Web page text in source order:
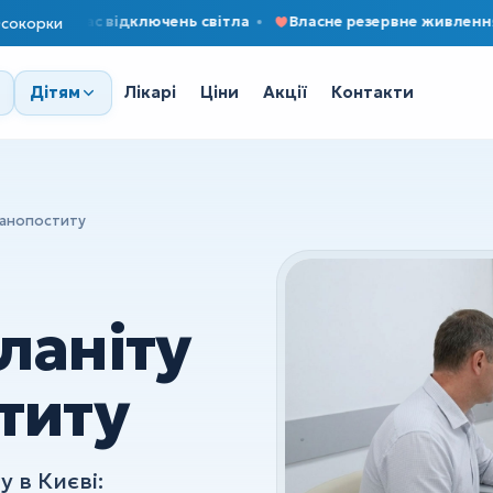
час відключень світла Власне резервне живлення
Дітям Лікарі Ціни Акції Контакти
в Києві: